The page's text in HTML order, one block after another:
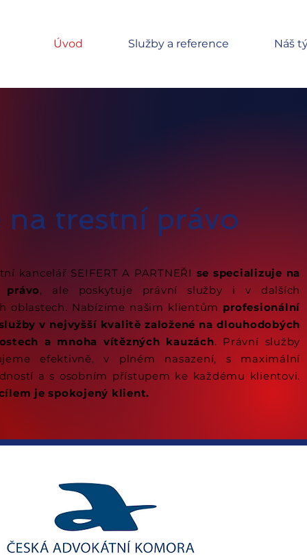
Úvod Služby a reference Náš
na trestní právo
kancelář SEIFERT A PARTNEŘI se specializuje na
, ale poskytuje právní služby i v dalších
oblastech. Nabízíme našim klientům profesionální
v nejvyšší kvalitě založené na dlouhodobých
a mnoha vítězných kauzách. Právní služby
efektivně, v plném nasazení, s maximální
a s osobním přístupem ke každému klientovi.
je spokojený klient.